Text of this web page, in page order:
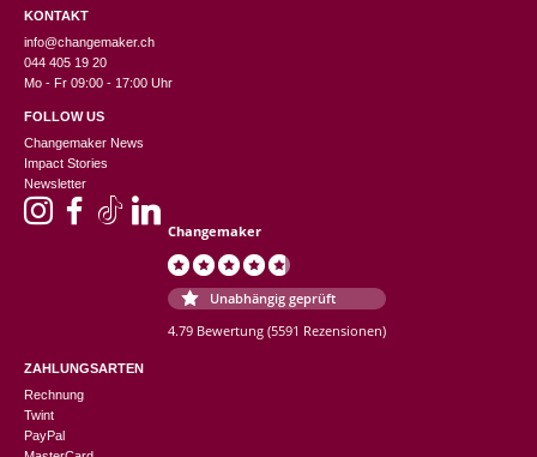
KONTAKT
info@changemaker.ch
044 405 19 20
Mo - Fr 09:00 - 17:00 Uhr
FOLLOW US
Changemaker News
Impact Stories
Newsletter
Changemaker
Unabhängig geprüft
4.79 Bewertung (5591 Rezensionen)
ZAHLUNGSARTEN
Rechnung
Twint
PayPal